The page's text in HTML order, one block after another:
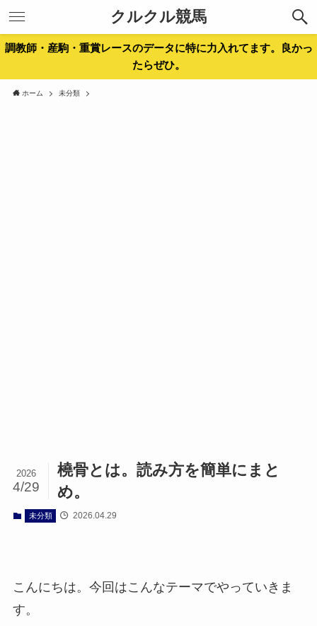
クルクル競馬
調教師・産駒・重賞レースのデータに特に力入れてます。良かっ
たらぜひ。
ホーム 未分類
橈骨とは。読み方を簡単にまと
め。
2026
4/29
未分類 2026.04.29
こんにちは。今回はこんなテーマでやっていきま
す。